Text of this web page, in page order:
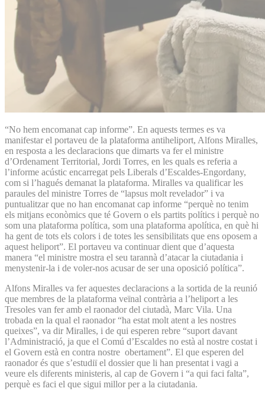
“No hem encomanat cap informe”. En aquests termes es va
manifestar el portaveu de la plataforma antiheliport, Alfons Miralles,
en resposta a les declaracions que dimarts va fer el ministre
d’Ordenament Territorial, Jordi Torres, en les quals es referia a
l’informe acústic encarregat pels Liberals d’Escaldes-Engordany,
com si l’hagués demanat la plataforma. Miralles va qualificar les
paraules del ministre Torres de “lapsus molt revelador” i va
puntualitzar que no han encomanat cap informe “perquè no tenim
els mitjans econòmics que té Govern o els partits polítics i perquè no
som una plataforma política, som una plataforma apolítica, en què hi
ha gent de tots els colors i de totes les sensibilitats que ens oposem a
aquest heliport”. El portaveu va continuar dient que d’aquesta
manera “el ministre mostra el seu tarannà d’atacar la ciutadania i
menystenir-la i de voler-nos acusar de ser una oposició política”.
Alfons Miralles va fer aquestes declaracions a la sortida de la reunió
que membres de la plataforma veïnal contrària a l’heliport a les
Tresoles van fer amb el raonador del ciutadà, Marc Vila. Una
trobada en la qual el raonador “ha estat molt atent a les nostres
queixes”, va dir Miralles, i de qui esperen rebre “suport davant
l’Administració, ja que el Comú d’Escaldes no està al nostre costat i
el Govern està en contra nostre obertament”. El que esperen del
raonador és que s’estudiï el dossier que li han presentat i vagi a
veure els diferents ministeris, al cap de Govern i “a qui faci falta”,
perquè es faci el que sigui millor per a la ciutadania.